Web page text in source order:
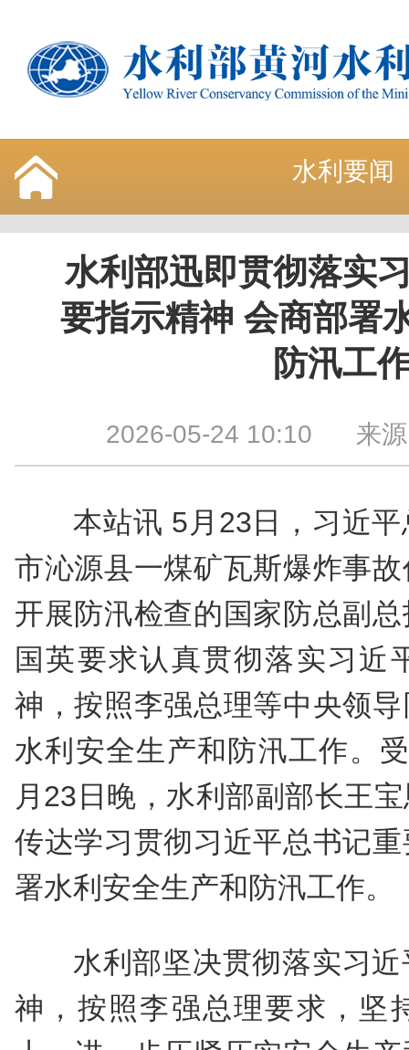
水利要闻
水利部迅即贯彻落实
要指示精神 会商部署
防汛工
2026-05-24 10:10 来源
本站讯 5月23日，习近
市沁源县一煤矿瓦斯爆炸事
开展防汛检查的国家防总副
国英要求认真贯彻落实习近
神，按照李强总理等中央领
水利安全生产和防汛工作。
月23日晚，水利部副部长王
传达学习贯彻习近平总书记
署水利安全生产和防汛工作。
水利部坚决贯彻落实习
神，按照李强总理要求，坚